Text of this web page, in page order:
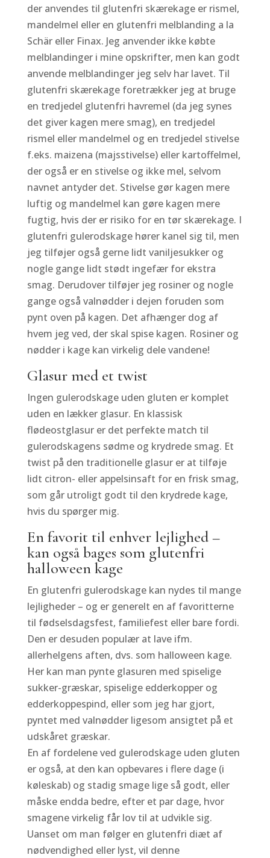
der anvendes til glutenfri skærekage er rismel,
mandelmel eller en glutenfri melblanding a la
Schär eller Finax. Jeg anvender ikke købte
melblandinger i mine opskrifter, men kan godt
anvende melblandinger jeg selv har lavet. Til
glutenfri skærekage foretrækker jeg at bruge
en tredjedel glutenfri havremel (da jeg synes
det giver kagen mere smag), en tredjedel
rismel eller mandelmel og en tredjedel stivelse
f.eks. maizena (majsstivelse) eller kartoffelmel,
der også er en stivelse og ikke mel, selvom
navnet antyder det. Stivelse gør kagen mere
luftig og mandelmel kan gøre kagen mere
fugtig, hvis der er risiko for en tør skærekage. I
glutenfri gulerodskage hører kanel sig til, men
jeg tilføjer også gerne lidt vaniljesukker og
nogle gange lidt stødt ingefær for ekstra
smag. Derudover tilføjer jeg rosiner og nogle
gange også valnødder i dejen foruden som
pynt oven på kagen. Det afhænger dog af
hvem jeg ved, der skal spise kagen. Rosiner og
nødder i kage kan virkelig dele vandene!
Glasur med et twist
Ingen gulerodskage uden gluten er komplet
uden en lækker glasur. En klassisk
flødeostglasur er det perfekte match til
gulerodskagens sødme og krydrede smag. Et
twist på den traditionelle glasur er at tilføje
lidt citron- eller appelsinsaft for en frisk smag,
som går utroligt godt til den krydrede kage,
hvis du spørger mig.
En favorit til enhver lejlighed –
kan også bages som glutenfri
halloween kage
En glutenfri gulerodskage kan nydes til mange
lejligheder – og er generelt en af favoritterne
til fødselsdagsfest, familiefest eller bare fordi.
Den er desuden populær at lave ifm.
allerhelgens aften, dvs. som halloween kage.
Her kan man pynte glasuren med spiselige
sukker-græskar, spiselige edderkopper og
edderkoppespind, eller som jeg har gjort,
pyntet med valnødder ligesom ansigtet på et
udskåret græskar.
En af fordelene ved gulerodskage uden gluten
er også, at den kan opbevares i flere dage (i
køleskab) og stadig smage lige så godt, eller
måske endda bedre, efter et par dage, hvor
smagene virkelig får lov til at udvikle sig.
Uanset om man følger en glutenfri diæt af
nødvendighed eller lyst, vil denne